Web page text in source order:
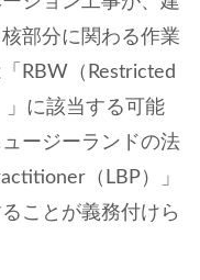
部分に関わる作業
RBW（Restricted
」に該当する可能
ージーランドの法
（LBP）」
ことが義務付けら